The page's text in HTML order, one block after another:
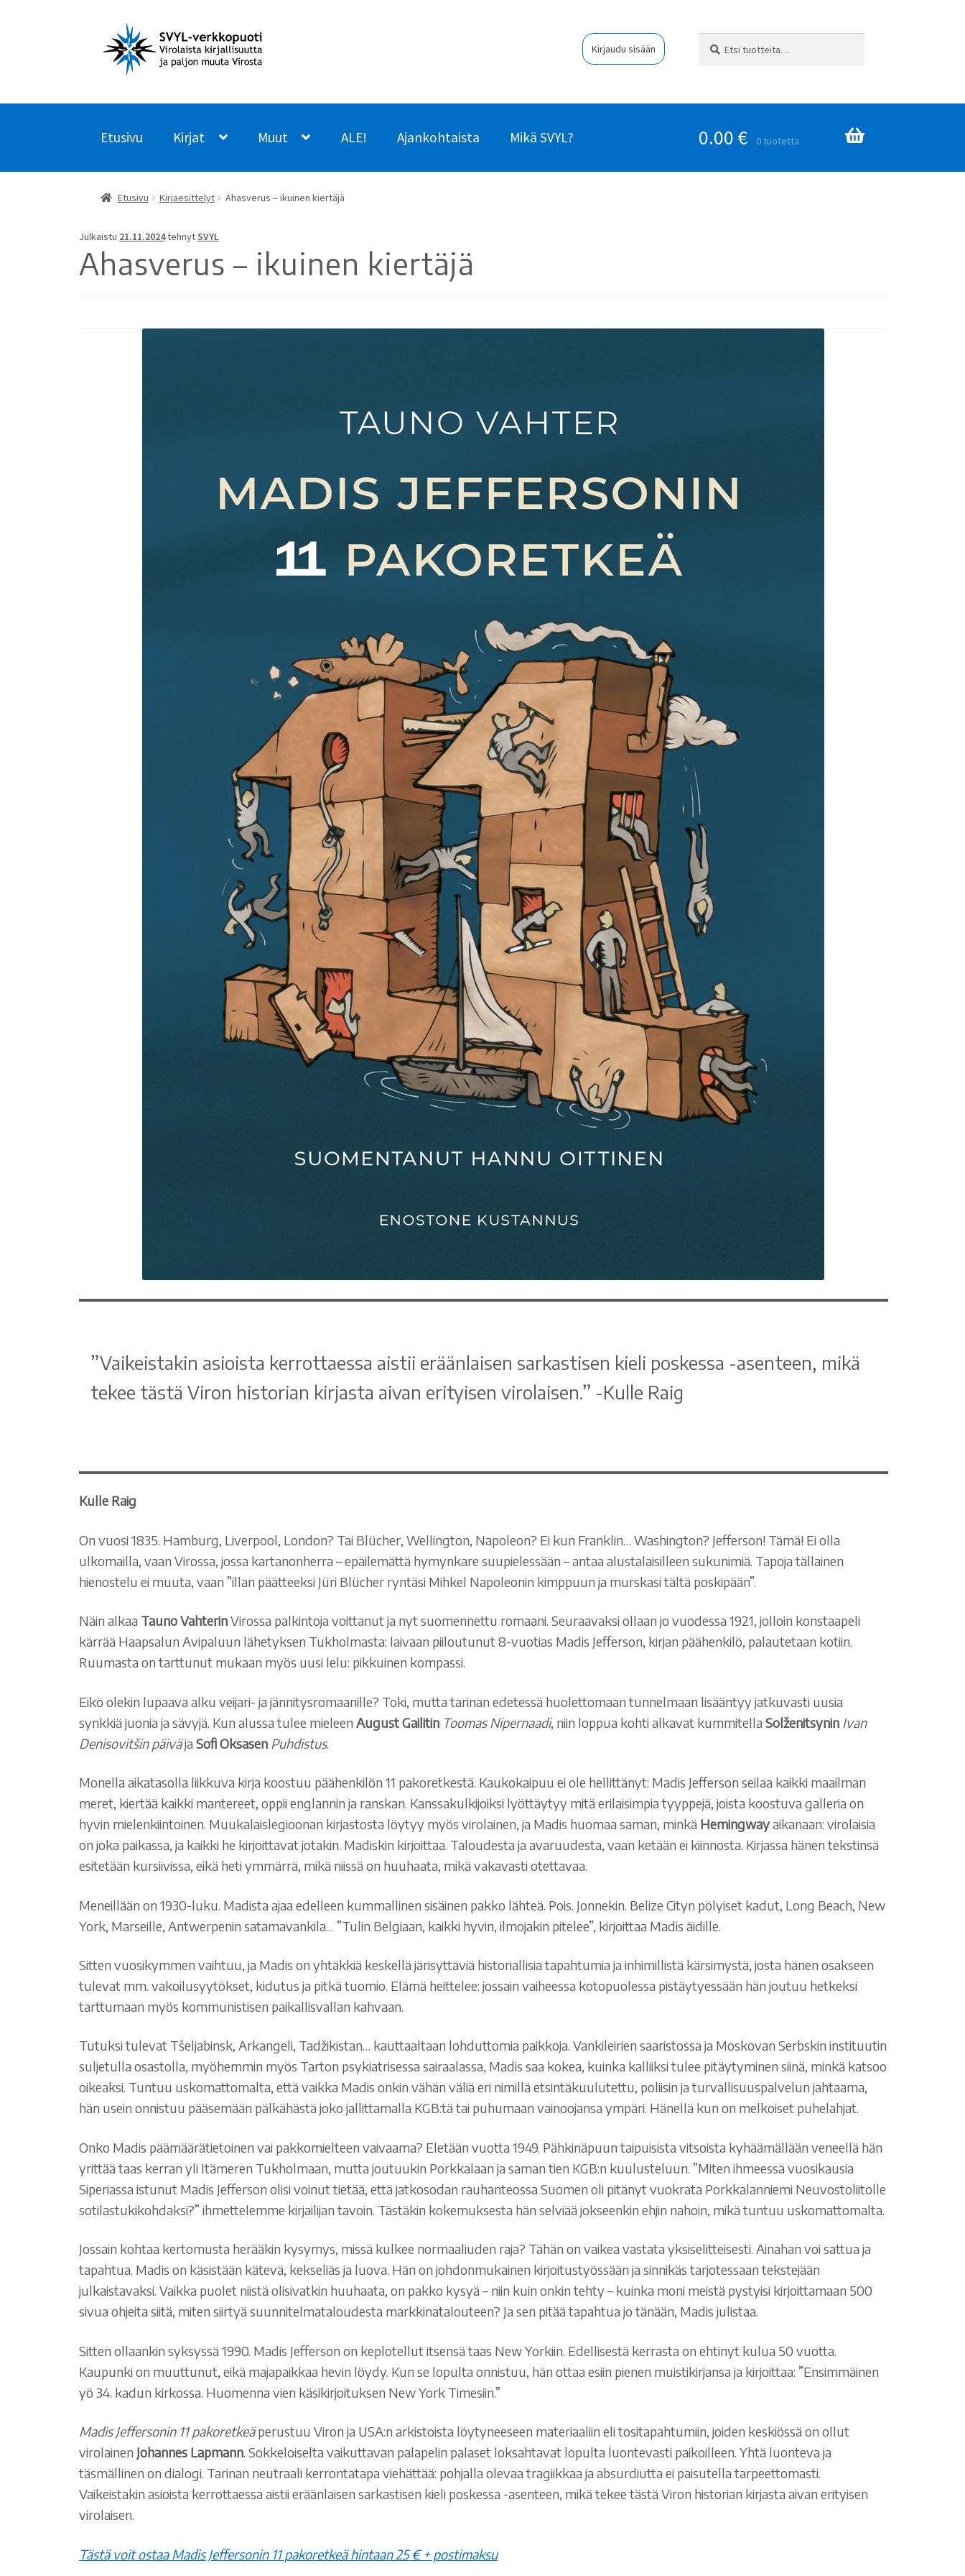
Siirry
navigointiin
Siirry
sisältöön
Kirjaudu sisään
Etusivu Kirjat Muut ALE! Ajankohtaista Mikä SVYL? 0.00 € 0 tuotetta
Etusivu Kirjaesittelyt Ahasverus – ikuinen kiertäjä
Julkaistu 21.11.2024tehnytSVYL
Ahasverus – ikuinen kiertäjä
”Vaikeistakin asioista kerrottaessa aistii eräänlaisen sarkastisen kieli poskessa -asenteen, mikä
tekee tästä Viron historian kirjasta aivan erityisen virolaisen.” -Kulle Raig
Kulle Raig
On vuosi 1835. Hamburg, Liverpool, London? Tai Blücher, Wellington, Napoleon? Ei kun Franklin… Washington? Jefferson! Tämä! Ei olla
ulkomailla, vaan Virossa, jossa kartanonherra – epäilemättä hymynkare suupielessään – antaa alustalaisilleen sukunimiä. Tapoja tällainen
hienostelu ei muuta, vaan ”illan päätteeksi Jüri Blücher ryntäsi Mihkel Napoleonin kimppuun ja murskasi tältä poskipään”.
Näin alkaa Tauno VahterinVirossa palkintoja voittanut ja nyt suomennettu romaani. Seuraavaksi ollaan jo vuodessa 1921, jolloin konstaapeli
kärrää Haapsalun Avipaluun lähetyksen Tukholmasta: laivaan piiloutunut 8-vuotias Madis Jefferson, kirjan päähenkilö, palautetaan kotiin.
Ruumasta on tarttunut mukaan myös uusi lelu: pikkuinen kompassi.
Eikö olekin lupaava alku veijari- ja jännitysromaanille? Toki, mutta tarinan edetessä huolettomaan tunnelmaan lisääntyy jatkuvasti uusia
synkkiä juonia ja sävyjä. Kun alussa tulee mieleen August Gailitin Toomas Nipernaadi, niin loppua kohti alkavat kummitellaSolženitsynin Ivan
Denisovitšin päiväjaSofi Oksasen Puhdistus.
Monella aikatasolla liikkuva kirja koostuu päähenkilön 11 pakoretkestä. Kaukokaipuu ei ole hellittänyt: Madis Jefferson seilaa kaikki maailman
meret, kiertää kaikki mantereet, oppii englannin ja ranskan. Kanssakulkijoiksi lyöttäytyy mitä erilaisimpia tyyppejä, joista koostuva galleria on
hyvin mielenkiintoinen. Muukalaislegioonan kirjastosta löytyy myös virolainen, ja Madis huomaa saman, minkä Hemingwayaikanaan: virolaisia
on joka paikassa, ja kaikki he kirjoittavat jotakin. Madiskin kirjoittaa. Taloudesta ja avaruudesta, vaan ketään ei kiinnosta. Kirjassa hänen tekstinsä
esitetään kursiivissa, eikä heti ymmärrä, mikä niissä on huuhaata, mikä vakavasti otettavaa.
Meneillään on 1930-luku. Madista ajaa edelleen kummallinen sisäinen pakko lähteä. Pois. Jonnekin. Belize Cityn pölyiset kadut, Long Beach, New
York, Marseille, Antwerpenin satamavankila… ”Tulin Belgiaan, kaikki hyvin, ilmojakin pitelee”, kirjoittaa Madis äidille.
Sitten vuosikymmen vaihtuu, ja Madis on yhtäkkiä keskellä järisyttäviä historiallisia tapahtumia ja inhimillistä kärsimystä, josta hänen osakseen
tulevat mm. vakoilusyytökset, kidutus ja pitkä tuomio. Elämä heittelee: jossain vaiheessa kotopuolessa pistäytyessään hän joutuu hetkeksi
tarttumaan myös kommunistisen paikallisvallan kahvaan.
Tutuksi tulevat Tšeljabinsk, Arkangeli, Tadžikistan… kauttaaltaan lohduttomia paikkoja. Vankileirien saaristossa ja Moskovan Serbskin instituutin
suljetulla osastolla, myöhemmin myös Tarton psykiatrisessa sairaalassa, Madis saa kokea, kuinka kalliiksi tulee pitäytyminen siinä, minkä katsoo
oikeaksi. Tuntuu uskomattomalta, että vaikka Madis onkin vähän väliä eri nimillä etsintäkuulutettu, poliisin ja turvallisuuspalvelun jahtaama,
hän usein onnistuu pääsemään pälkähästä joko jallittamalla KGB:tä tai puhumaan vainoojansa ympäri. Hänellä kun on melkoiset puhelahjat.
Onko Madis päämäärätietoinen vai pakkomielteen vaivaama? Eletään vuotta 1949. Pähkinäpuun taipuisista vitsoista kyhäämällään veneellä hän
yrittää taas kerran yli Itämeren Tukholmaan, mutta joutuukin Porkkalaan ja saman tien KGB:n kuulusteluun. ”Miten ihmeessä vuosikausia
Siperiassa istunut Madis Jefferson olisi voinut tietää, että jatkosodan rauhanteossa Suomen oli pitänyt vuokrata Porkkalanniemi Neuvostoliitolle
sotilastukikohdaksi?” ihmettelemme kirjailijan tavoin. Tästäkin kokemuksesta hän selviää jokseenkin ehjin nahoin, mikä tuntuu uskomattomalta.
Jossain kohtaa kertomusta herääkin kysymys, missä kulkee normaaliuden raja? Tähän on vaikea vastata yksiselitteisesti. Ainahan voi sattua ja
tapahtua. Madis on käsistään kätevä, kekseliäs ja luova. Hän on johdonmukainen kirjoitustyössään ja sinnikäs tarjotessaan tekstejään
julkaistavaksi. Vaikka puolet niistä olisivatkin huuhaata, on pakko kysyä – niin kuin onkin tehty – kuinka moni meistä pystyisi kirjoittamaan 500
sivua ohjeita siitä, miten siirtyä suunnitelmataloudesta markkinatalouteen? Ja sen pitää tapahtua jo tänään, Madis julistaa.
Sitten ollaankin syksyssä 1990. Madis Jefferson on keplotellut itsensä taas New Yorkiin. Edellisestä kerrasta on ehtinyt kulua 50 vuotta.
Kaupunki on muuttunut, eikä majapaikkaa hevin löydy. Kun se lopulta onnistuu, hän ottaa esiin pienen muistikirjansa ja kirjoittaa: ”Ensimmäinen
yö 34. kadun kirkossa. Huomenna vien käsikirjoituksen New York Timesiin.”
Madis Jeffersonin 11 pakoretkeäperustuu Viron ja USA:n arkistoista löytyneeseen materiaaliin eli tositapahtumiin, joiden keskiössä on ollut
virolainen Johannes Lapmann. Sokkeloiselta vaikuttavan palapelin palaset loksahtavat lopulta luontevasti paikoilleen. Yhtä luonteva ja
täsmällinen on dialogi. Tarinan neutraali kerrontatapa viehättää: pohjalla olevaa tragiikkaa ja absurdiutta ei paisutella tarpeettomasti.
Vaikeistakin asioista kerrottaessa aistii eräänlaisen sarkastisen kieli poskessa -asenteen, mikä tekee tästä Viron historian kirjasta aivan erityisen
virolaisen.
Tästä voit ostaa Madis Jeffersonin 11 pakoretkeä hintaan 25 € + postimaksu